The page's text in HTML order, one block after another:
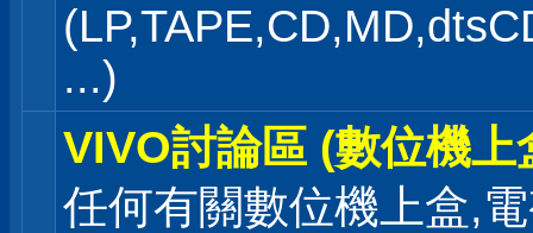
...)
VIVO討論區 (數位機上
任何有關數位機上盒,